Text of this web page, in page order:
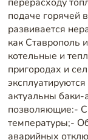
подаче горячей
развивается
как Ставрополь
котельные и
пригородах и
актуальны
позволяющие:-
температуры;-
аварийных